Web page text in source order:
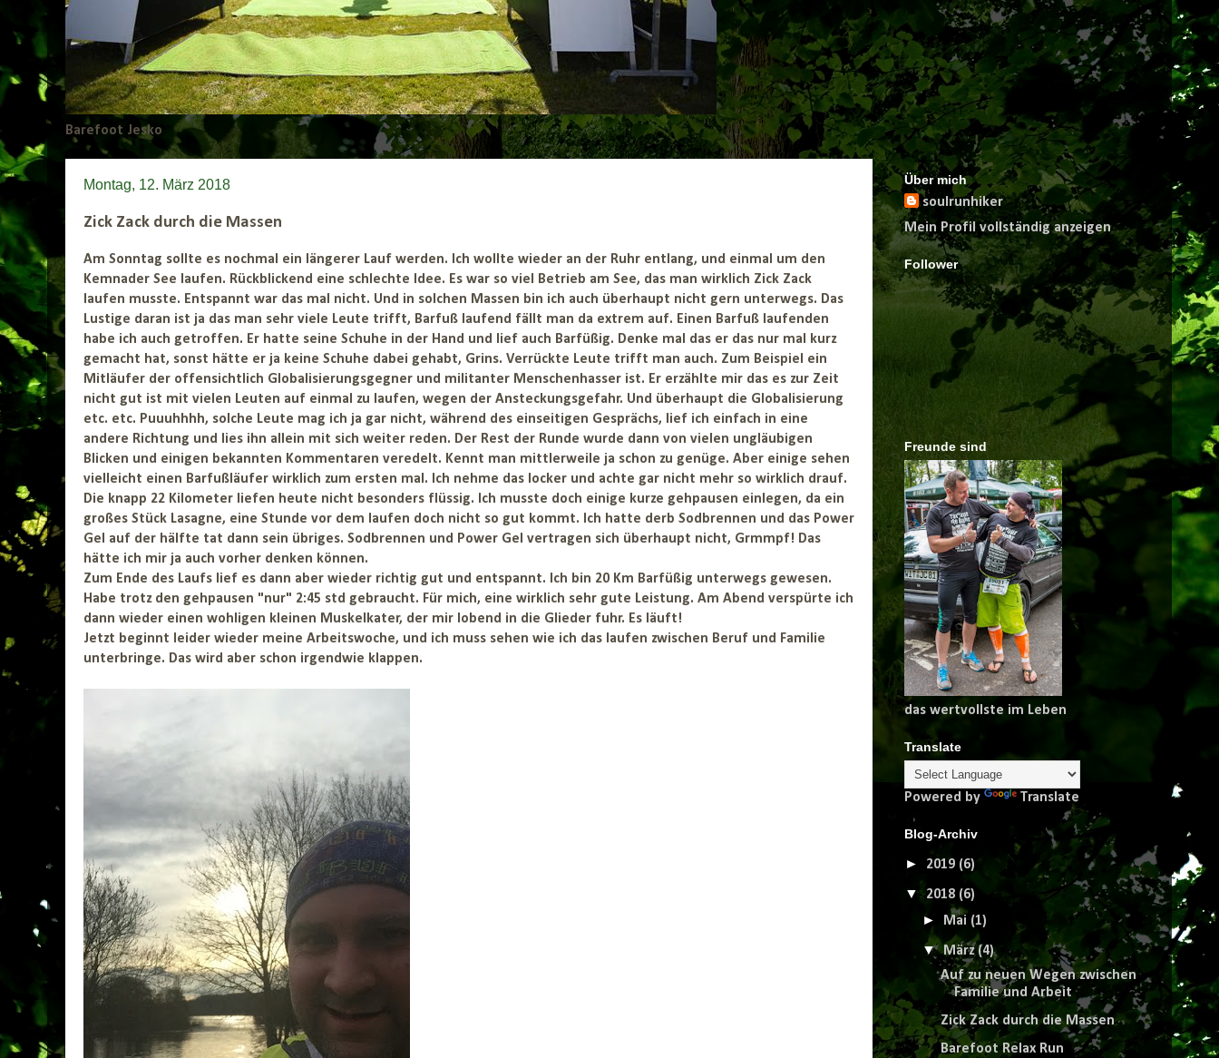
Barefoot Jesko
Montag, 12. März 2018
Zick Zack durch die Massen
Am Sonntag sollte es nochmal ein längerer Lauf werden. Ich wollte wieder an der Ruhr entlang, und einmal um den
Kemnader See laufen. Rückblickend eine schlechte Idee. Es war so viel Betrieb am See, das man wirklich Zick Zack
laufen musste. Entspannt war das mal nicht. Und in solchen Massen bin ich auch überhaupt nicht gern unterwegs. Das
Lustige daran ist ja das man sehr viele Leute trifft, Barfuß laufend fällt man da extrem auf. Einen Barfuß laufenden
habe ich auch getroffen. Er hatte seine Schuhe in der Hand und lief auch Barfüßig. Denke mal das er das nur mal kurz
gemacht hat, sonst hätte er ja keine Schuhe dabei gehabt, Grins. Verrückte Leute trifft man auch. Zum Beispiel ein
Mitläufer der offensichtlich Globalisierungsgegner und militanter Menschenhasser ist. Er erzählte mir das es zur Zeit
nicht gut ist mit vielen Leuten auf einmal zu laufen, wegen der Ansteckungsgefahr. Und überhaupt die Globalisierung
etc. etc. Puuuhhhh, solche Leute mag ich ja gar nicht, während des einseitigen Gesprächs, lief ich einfach in eine
andere Richtung und lies ihn allein mit sich weiter reden. Der Rest der Runde wurde dann von vielen ungläubigen
Blicken und einigen bekannten Kommentaren veredelt. Kennt man mittlerweile ja schon zu genüge. Aber einige sehen
vielleicht einen Barfußläufer wirklich zum ersten mal. Ich nehme das locker und achte gar nicht mehr so wirklich drauf.
Die knapp 22 Kilometer liefen heute nicht besonders flüssig. Ich musste doch einige kurze gehpausen einlegen, da ein
großes Stück Lasagne, eine Stunde vor dem laufen doch nicht so gut kommt. Ich hatte derb Sodbrennen und das Power
Gel auf der hälfte tat dann sein übriges. Sodbrennen und Power Gel vertragen sich überhaupt nicht, Grmmpf! Das
hätte ich mir ja auch vorher denken können.
Zum Ende des Laufs lief es dann aber wieder richtig gut und entspannt. Ich bin 20 Km Barfüßig unterwegs gewesen.
Habe trotz den gehpausen "nur" 2:45 std gebraucht. Für mich, eine wirklich sehr gute Leistung. Am Abend verspürte ich
dann wieder einen wohligen kleinen Muskelkater, der mir lobend in die Glieder fuhr. Es läuft!
Jetzt beginnt leider wieder meine Arbeitswoche, und ich muss sehen wie ich das laufen zwischen Beruf und Familie
unterbringe. Das wird aber schon irgendwie klappen.
Über mich
soulrunhiker
Mein Profil vollständig anzeigen
Follower
Freunde sind
das wertvollste im Leben
Translate
Powered by Translate
Blog-Archiv
► 2019 (6)
▼ 2018 (6)
► Mai (1)
▼März(4)
Auf zu neuen Wegen zwischen
Familie und Arbeit
Zick Zack durch die Massen
Barefoot Relax Run